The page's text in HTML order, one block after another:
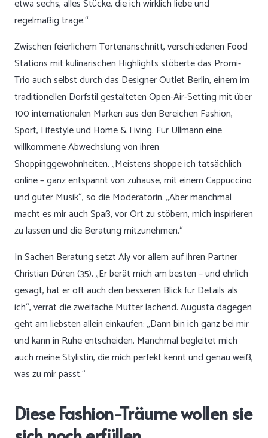
etwa sechs, alles Stücke, die ich wirklich liebe und
regelmäßig trage.“
Zwischen feierlichem Tortenanschnitt, verschiedenen Food
Stations mit kulinarischen Highlights stöberte das Promi-
Trio auch selbst durch das Designer Outlet Berlin, einem im
traditionellen Dorfstil gestalteten Open-Air-Setting mit über
100 internationalen Marken aus den Bereichen Fashion,
Sport, Lifestyle und Home & Living. Für Ullmann eine
willkommene Abwechslung von ihren
Shoppinggewohnheiten. „Meistens shoppe ich tatsächlich
online – ganz entspannt von zuhause, mit einem Cappuccino
und guter Musik“, so die Moderatorin. „Aber manchmal
macht es mir auch Spaß, vor Ort zu stöbern, mich inspirieren
zu lassen und die Beratung mitzunehmen.“
In Sachen Beratung setzt Aly vor allem auf ihren Partner
Christian Düren (35). „Er berät mich am besten – und ehrlich
gesagt, hat er oft auch den besseren Blick für Details als
ich“, verrät die zweifache Mutter lachend. Augusta dagegen
geht am liebsten allein einkaufen: „Dann bin ich ganz bei mir
und kann in Ruhe entscheiden. Manchmal begleitet mich
auch meine Stylistin, die mich perfekt kennt und genau weiß,
was zu mir passt.“
Diese Fashion-Träume wollen sie